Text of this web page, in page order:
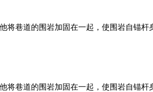
将巷道的围岩加固在一起，使围岩自锚
将巷道的围岩加固在一起，使围岩自锚